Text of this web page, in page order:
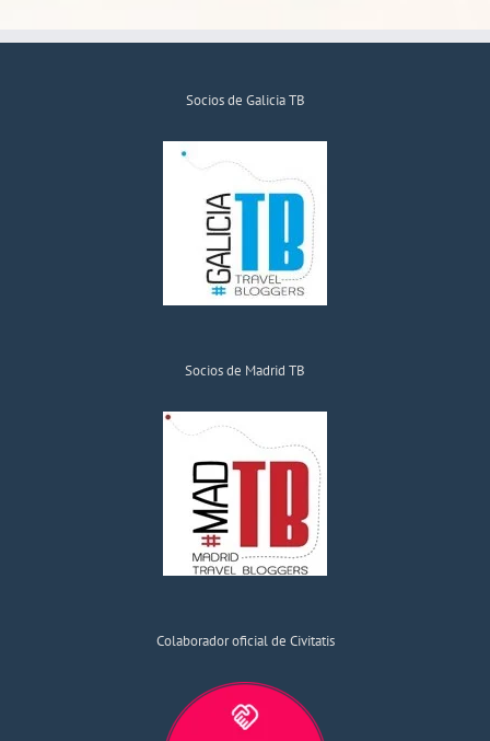
Socios de Galicia TB
Socios de Madrid TB
Colaborador oficial de Civitatis